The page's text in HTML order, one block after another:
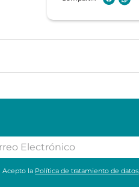
Acepto la Política de tratamiento de datos